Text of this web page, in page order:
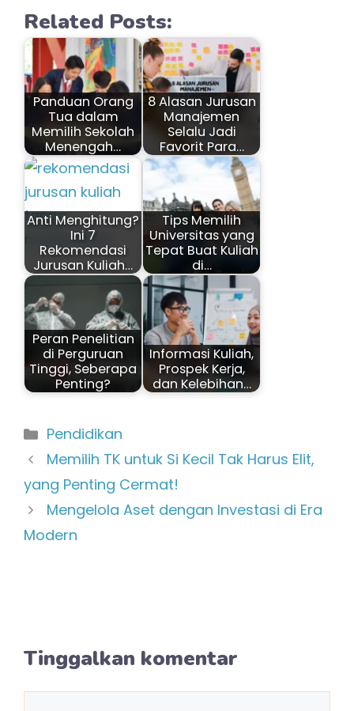
Related Posts:
Panduan Orang
Tua dalam
Memilih Sekolah
Menengah…
8 Alasan Jurusan
Manajemen
Selalu Jadi
Favorit Para…
Anti Menghitung?
Ini 7
Rekomendasi
Jurusan Kuliah…
Tips Memilih
Universitas yang
Tepat Buat Kuliah
di…
Peran Penelitian
di Perguruan
Tinggi, Seberapa
Penting?
Informasi Kuliah,
Prospek Kerja,
dan Kelebihan…
Kategori
Pendidikan
Memilih TK untuk Si Kecil Tak Harus Elit,
yang Penting Cermat!
Mengelola Aset dengan Investasi di Era
Modern
Tinggalkan komentar